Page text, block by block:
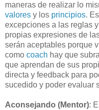
maneras de realizar lo
valores y los principios.
excepciones a las reglas
propias expresiones de
serán aceptables porque
como coach hay que
que aprendan de sus
directa y feedback para
sucedido y poder evaluar
Aconsejando (Mentor):